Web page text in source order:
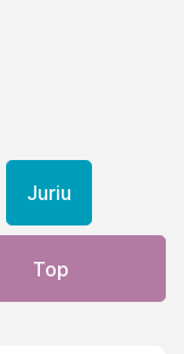
Juriu
Top